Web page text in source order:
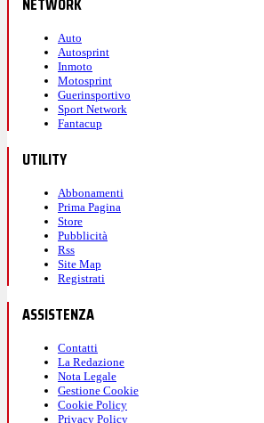
questo risultato. Incontenibile il
il quarto uomo costretto a
87' - La Cremonese ci
Ultimi minuti di gioco ma la
si lancia in avanti a caccia del
una sofferenza
22:28
85' - Spalletti, gli ultimi
Auto
Autosprint
Inmoto
Motosprint
Guerinsportivo
Sport Network
Fantacup
UTILITY
Abbonamenti
Prima Pagina
Store
Pubblicità
Rss
Site Map
Registrati
ASSISTENZA
Contatti
La Redazione
Nota Legale
Gestione Cookie
Cookie Policy
Privacy Policy